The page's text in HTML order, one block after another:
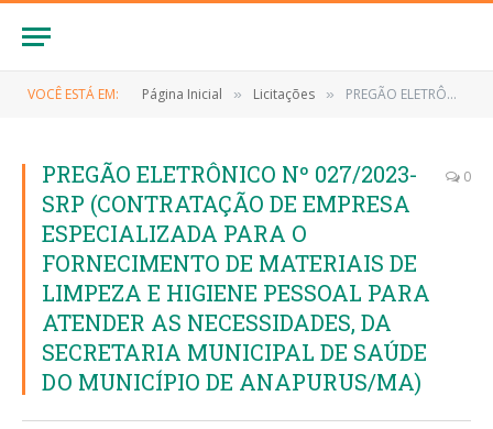
VOCÊ ESTÁ EM: Página Inicial » Licitações » PREGÃO ELETRÔNICO Nº 027/2023-SRP (CONTRATAÇÃO DE EMPRESA ESPECIALIZADA PARA O FORNECIMENTO DE MATERIAIS DE LIMPEZA E HIGIENE PESSOAL PARA ATENDER AS NECESSIDADES, DA SECRETARIA MUNICIPAL DE SAÚDE DO MUNICÍPIO DE ANAPURUS/MA)
PREGÃO ELETRÔNICO Nº 027/2023-
SRP (CONTRATAÇÃO DE EMPRESA
ESPECIALIZADA PARA O
FORNECIMENTO DE MATERIAIS DE
LIMPEZA E HIGIENE PESSOAL PARA
ATENDER AS NECESSIDADES, DA
SECRETARIA MUNICIPAL DE SAÚDE
DO MUNICÍPIO DE ANAPURUS/MA)
0